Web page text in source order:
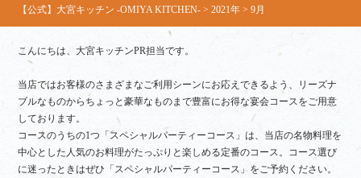
【公式】大宮キッチン ‐OMIYA KITCHEN‐ >2021年 >9月
こんにちは、大宮キッチンPR担当です。
当店ではお客様のさまざまなご利用シーンにお応えできるよう、リーズナ
ブルなものからちょっと豪華なものまで豊富にお得な宴会コースをご用意
しております。
コースのうちの1つ「スペシャルパーティーコース」は、当店の名物料理を
中心とした人気のお料理がたっぷりと楽しめる定番のコース。コース選び
に迷ったときはぜひ「スペシャルパーティーコース」をご予約ください。